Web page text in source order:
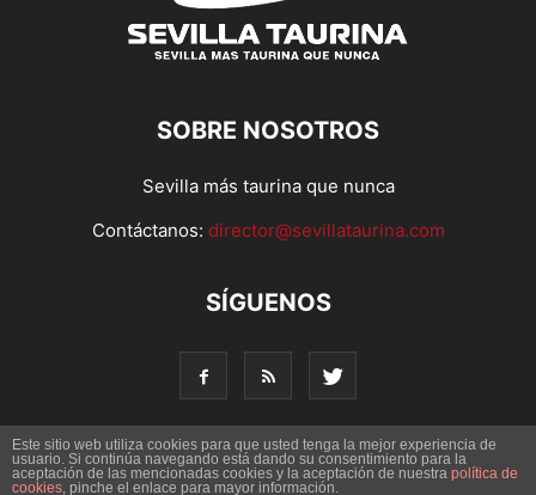
SOBRE NOSOTROS
Sevilla más taurina que nunca
Contáctanos: director@sevillataurina.com
SÍGUENOS
© Copyright 2016 - Sevilla Taurina. Todos los derechos
Este sitio web utiliza cookies para que usted tenga la mejor experiencia de
usuario. Si continúa navegando está dando su consentimiento para la
aceptación de las mencionadas cookies y la aceptación de nuestra política de
cookies, pinche el enlace para mayor información.